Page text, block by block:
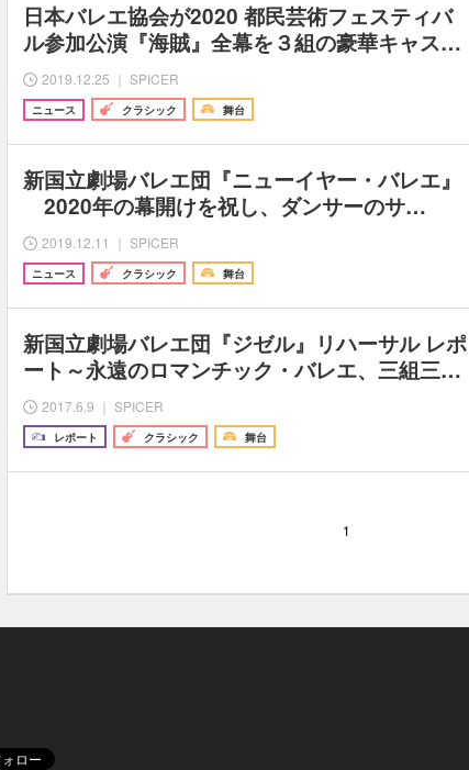
日本バレエ協会が2020 都民芸術フェスティバ
ル参加公演『海賊』全幕を３組の豪華キャス…
2019.12.25 ｜ SPICER
ニュース クラシック 舞台
新国立劇場バレエ団『ニューイヤー・バレエ』
2020年の幕開けを祝し、ダンサーのサ…
2019.12.11 ｜ SPICER
ニュース クラシック 舞台
新国立劇場バレエ団『ジゼル』リハーサル レポ
ート～永遠のロマンチック・バレエ、三組三…
2017.6.9 ｜ SPICER
レポート クラシック 舞台
1